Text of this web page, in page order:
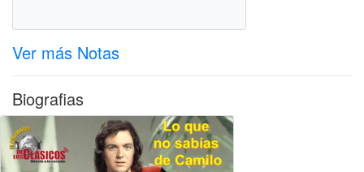
Ver más Notas
Biografias